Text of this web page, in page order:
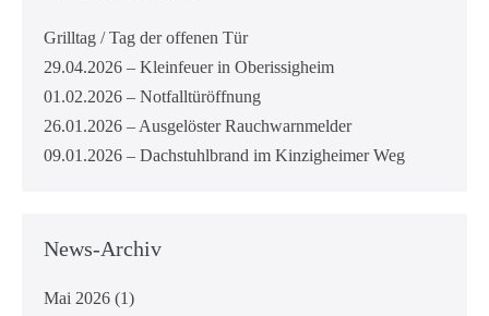
Grilltag / Tag der offenen Tür
29.04.2026 – Kleinfeuer in Oberissigheim
01.02.2026 – Notfalltüröffnung
26.01.2026 – Ausgelöster Rauchwarnmelder
09.01.2026 – Dachstuhlbrand im Kinzigheimer Weg
News-Archiv
Mai 2026 (1)